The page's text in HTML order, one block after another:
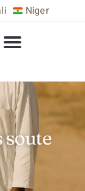
Niger
soute